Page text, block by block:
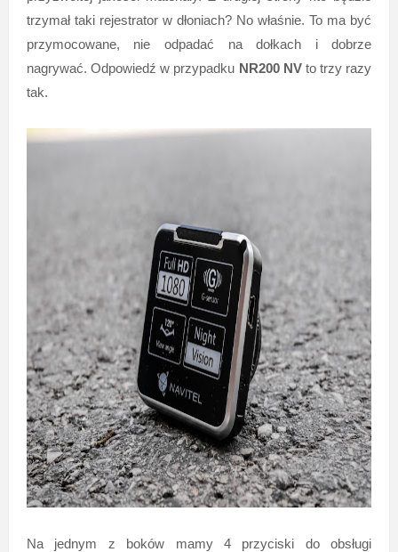
trzymał taki rejestrator w dłoniach? No właśnie. To ma być
przymocowane, nie odpadać na dołkach i dobrze
nagrywać. Odpowiedź w przypadku NR200 NVto trzy razy
tak.
Na jednym z boków mamy 4 przyciski do obsługi